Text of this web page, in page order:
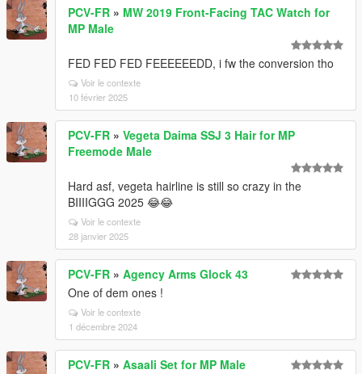
PCV-FR » MW 2019 Front-Facing TAC Watch for
MP Male
FED FED FED FEEEEEEDD, i fw the conversion tho
Voir le contexte
10 février 2025
PCV-FR » Vegeta Daima SSJ 3 Hair for MP
Freemode Male
Hard asf, vegeta hairline is still so crazy in the
BIIIIGGG 2025 😂😂
Voir le contexte
28 janvier 2025
PCV-FR » Agency Arms Glock 43
One of dem ones !
Voir le contexte
1 décembre 2024
PCV-FR » Asaali Set for MP Male